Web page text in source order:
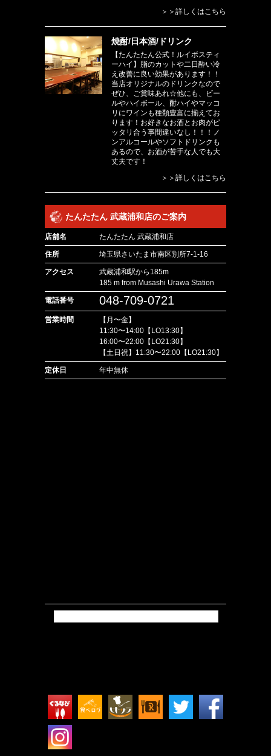
＞＞詳しくはこちら
焼酎/日本酒/ドリンク
【たんたたん公式！ルイボスティ
ーハイ】脂のカットや二日酔い冷
え改善に良い効果があります！！
当店オリジナルのドリンクなので
ぜひ、ご賞味あれ☆他にも、ビー
ルやハイボール、酎ハイやマッコ
リにワインも種類豊富に揃えてお
ります！お好きなお酒とお肉がピ
ッタリ合う事間違いなし！！！ノ
ンアルコールやソフトドリンクも
あるので、お酒が苦手な人でも大
丈夫です！
＞＞詳しくはこちら
たんたたん 武蔵浦和店のご案内
店舗名 たんたたん 武蔵浦和店
住所 埼玉県さいたま市南区別所7-1-16
アクセス
武蔵浦和駅から185m
185 m from Musashi Urawa Station
電話番号 048-709-0721
営業時間
【月〜金】
11:30〜14:00【LO13:30】
16:00〜22:00【LO21:30】
【土日祝】11:30〜22:00【LO21:30】
定休日 年中無休